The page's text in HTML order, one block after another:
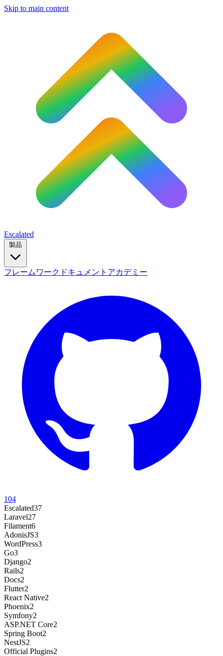
Skip to main content
Escalated
フレームワーク ドキュメント アカデミー
104
Escalated37
Laravel27
Filament6
AdonisJS3
WordPress3
Go3
Django2
Rails2
Docs2
Flutter2
React Native2
Phoenix2
Symfony2
ASP.NET Core2
Spring Boot2
NestJS2
Official Plugins2